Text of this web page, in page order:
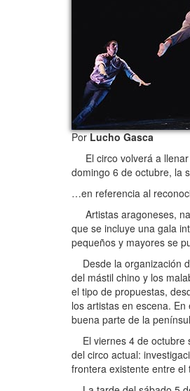
PorLucho Gasca
El circo volverá a llenar
domingo 6 de octubre, la
…en referencia al
Artistas aragoneses,
que se incluye una gala
pequeños y mayores se
Desde la organización
del mástil chino y los
el tipo de propuestas,
los artistas en escena.
buena parte de la
El viernes 4 de octubre
del circo actual:
frontera existente entre